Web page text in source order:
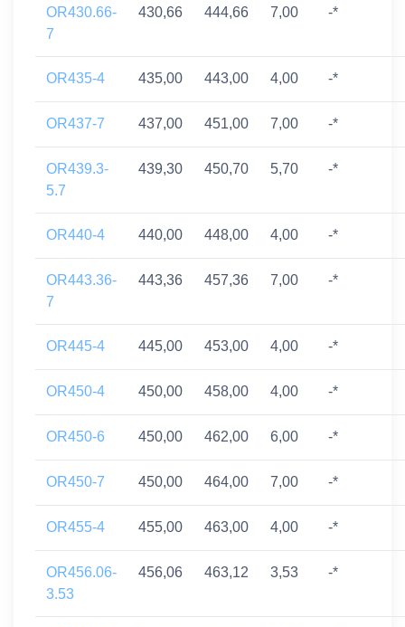
OR430.66-
7
430,66 444,66 7,00 -*
OR435-4 435,00 443,00 4,00 -*
OR437-7 437,00 451,00 7,00 -*
OR439.3-
5.7
439,30 450,70 5,70 -*
OR440-4 440,00 448,00 4,00 -*
OR443.36-
7
443,36 457,36 7,00 -*
OR445-4 445,00 453,00 4,00 -*
OR450-4 450,00 458,00 4,00 -*
OR450-6 450,00 462,00 6,00 -*
OR450-7 450,00 464,00 7,00 -*
OR455-4 455,00 463,00 4,00 -*
OR456.06-
3.53
456,06 463,12 3,53 -*